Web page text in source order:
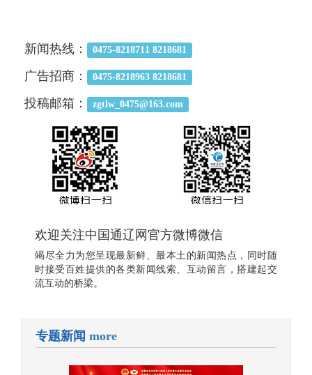
新闻热线： 0475-8218711 8218681
广告招商： 0475-8218963 8218681
投稿邮箱： zgtlw_0475@163.com
欢迎关注中国通辽网官方微博微信
竭尽全力为您呈现最新鲜、最本土的新闻热点，同时随
时接受百姓提供的各类新闻线索、互动留言，搭建起交
流互动的桥梁。
专题新闻 more